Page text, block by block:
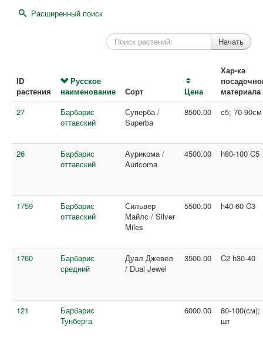
Расширенный поиск
ID
растения
Русское
наименование
Сорт Цена
Хар-ка
материала
27
Барбарис
оттавский
Суперба /
Superba
8500.00 c5; 70-90см
26
Барбарис
оттавский
Аурикома /
Auricoma
4500.00 h80-100 C5
1759
Барбарис
оттавский
Сильвер
Майлс / Silver
Miles
5500.00 h40-60 C3
1760
Барбарис
средний
Дуал Джевел
/ Dual Jewel
3500.00 C2 h30-40
121
Барбарис
Тунберга
6000.00
80-100(см);
шт